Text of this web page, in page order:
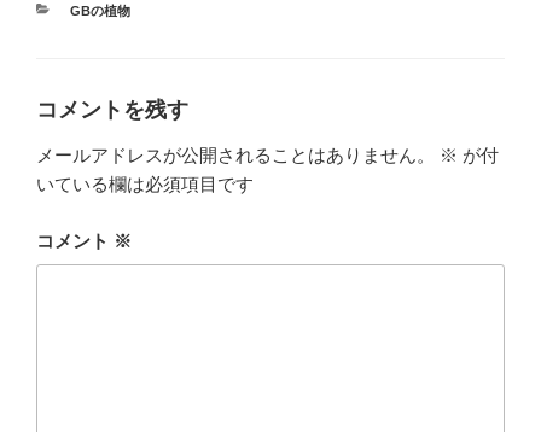
カ
GBの植物
コメントを残す
メールアドレスが公開されることはありません。 ※ が付
いている欄は必須項目です
コメント ※